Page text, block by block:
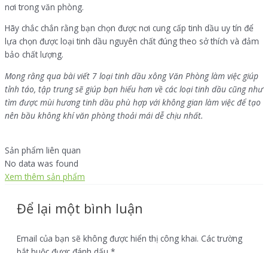
nơi trong văn phòng.
Hãy chắc chắn rằng bạn chọn được nơi cung cấp tinh dầu uy tín để
lựa chọn được loại tinh dầu nguyên chất đúng theo sở thích và đảm
bảo chất lượng.
Mong rằng qua bài viết 7 loại tinh dầu xông Văn Phòng làm việc giúp
tỉnh táo, tập trung sẽ giúp bạn hiểu hơn về các loại tinh dầu cũng như
tìm được mùi hương tinh dầu phù hợp với không gian làm việc để tạo
nên bầu không khí văn phòng thoải mái dễ chịu nhất.
Sản phẩm liên quan
No data was found
Xem thêm sản phẩm
Để lại một bình luận
Email của bạn sẽ không được hiển thị công khai. Các trường